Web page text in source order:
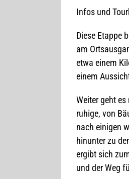
Infos und
Diese Etappe
am
etwa einem
einem
Wei­ter geht
ruhige, von
nach eini­gen
hin­un­ter zu
ergibt sich
und der Weg